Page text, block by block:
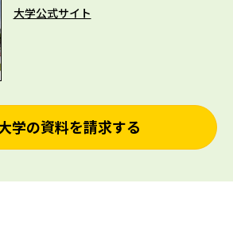
大学公式サイト
学の資料を請求する